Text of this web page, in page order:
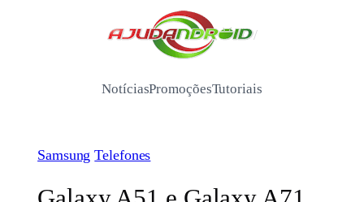
/
NotíciasPromoçõesTutoriais
Samsung Telefones